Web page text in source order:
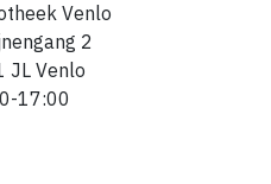
Venlo
2
JL Venlo
17:00